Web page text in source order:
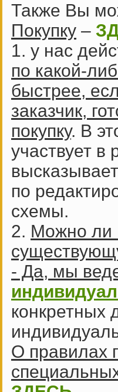
Также Вы
Покупку –
1. у нас
по какой-
быстрее,
заказчик,
покупку. В
участвует в
по
схемы.
2. Можно ли
- Да, мы
конкретных
О правилах